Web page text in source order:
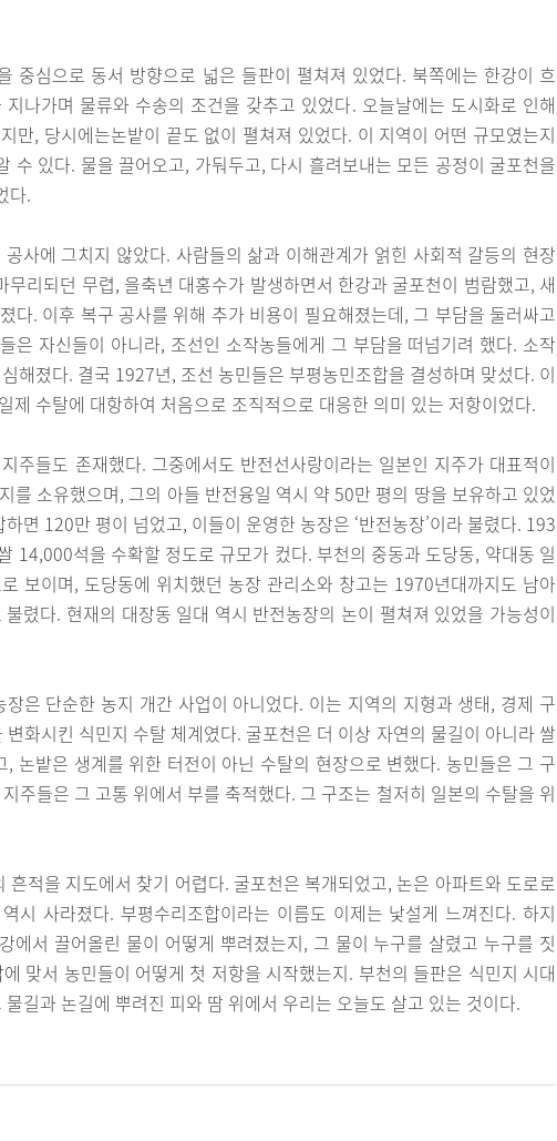
중심으로 동서 방향으로 넓은 들판이 펼쳐져 있었다. 북쪽에는 한강이 흐
나가며 물류와 수송의 조건을 갖추고 있었다. 오늘날에는 도시화로 인해
만, 당시에는논밭이 끝도 없이 펼쳐져 있었다. 이 지역이 어떤 규모였는지
수 있다. 물을 끌어오고, 가둬두고, 다시 흘려보내는 모든 공정이 굴포천을
다.
사에 그치지 않았다. 사람들의 삶과 이해관계가 얽힌 사회적 갈등의 현장
리되던 무렵, 을축년 대홍수가 발생하면서 한강과 굴포천이 범람했고, 새
다. 이후 복구 공사를 위해 추가 비용이 필요해졌는데, 그 부담을 둘러싸고
은 자신들이 아니라, 조선인 소작농들에게 그 부담을 떠넘기려 했다. 소작
해졌다. 결국 1927년, 조선 농민들은 부평농민조합을 결성하며 맞섰다. 이
제 수탈에 대항하여 처음으로 조직적으로 대응한 의미 있는 저항이었다.
주들도 존재했다. 그중에서도 반전선사랑이라는 일본인 지주가 대표적이
를 소유했으며, 그의 아들 반전융일 역시 약 50만 평의 땅을 보유하고 있었
면 120만 평이 넘었고, 이들이 운영한 농장은 ‘반전농장’이라 불렸다. 193
14,000석을 수확할 정도로 규모가 컸다. 부천의 중동과 도당동, 약대동 일
보이며, 도당동에 위치했던 농장 관리소와 창고는 1970년대까지도 남아
불렸다. 현재의 대장동 일대 역시 반전농장의 논이 펼쳐져 있었을 가능성이
은 단순한 농지 개간 사업이 아니었다. 이는 지역의 지형과 생태, 경제 구
화시킨 식민지 수탈 체계였다. 굴포천은 더 이상 자연의 물길이 아니라 쌀
, 논밭은 생계를 위한 터전이 아닌 수탈의 현장으로 변했다. 농민들은 그 구
주들은 그 고통 위에서 부를 축적했다. 그 구조는 철저히 일본의 수탈을 위
흔적을 지도에서 찾기 어렵다. 굴포천은 복개되었고, 논은 아파트와 도로로
시 사라졌다. 부평수리조합이라는 이름도 이제는 낯설게 느껴진다. 하지
에서 끌어올린 물이 어떻게 뿌려졌는지, 그 물이 누구를 살렸고 누구를 짓
맞서 농민들이 어떻게 첫 저항을 시작했는지. 부천의 들판은 식민지 시대
길과 논길에 뿌려진 피와 땀 위에서 우리는 오늘도 살고 있는 것이다.